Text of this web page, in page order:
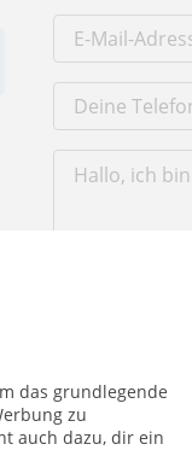
das grundlegende
zu
auch dazu, dir ein
Durch Klicken auf